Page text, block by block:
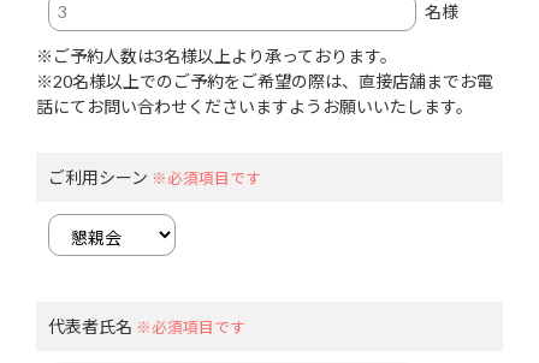
名様
※ご予約人数は3名様以上より承っております。
※20名様以上でのご予約をご希望の際は、直接店舗までお電
話にてお問い合わせくださいますようお願いいたします。
ご利用シーン ※必須項目です
代表者氏名 ※必須項目です